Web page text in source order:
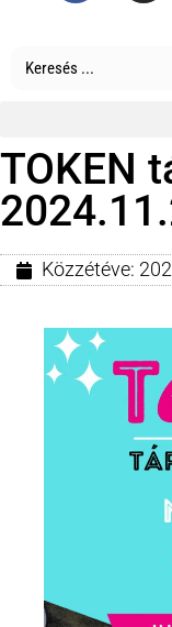
TOKEN
Közzétéve: